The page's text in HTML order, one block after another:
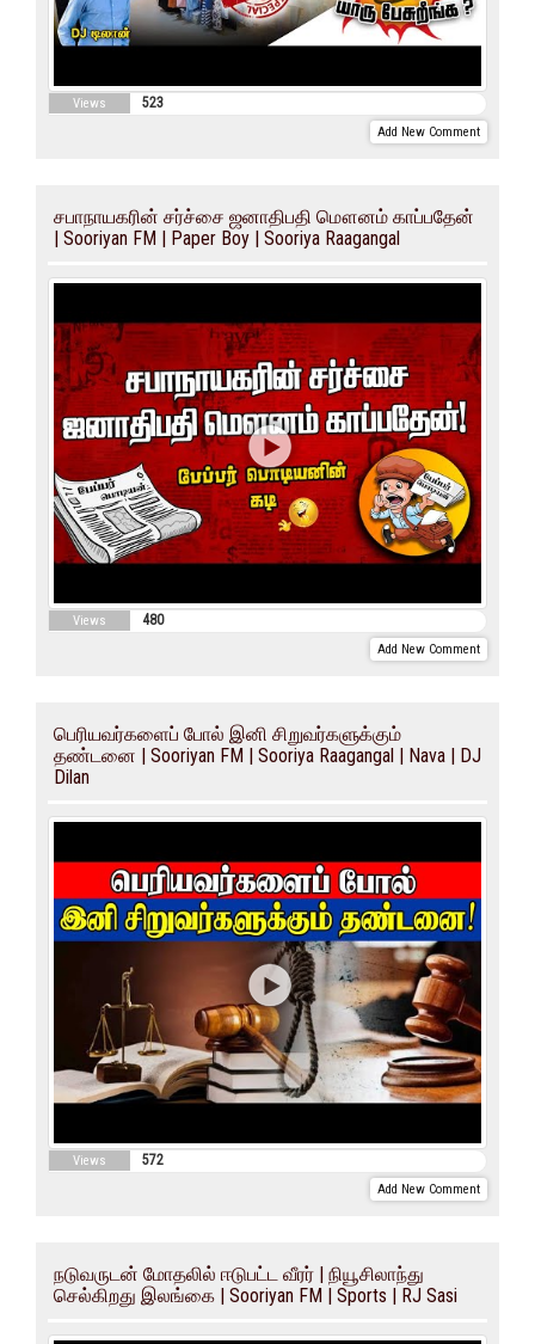
Views 523
Add New Comment
சபாநாயகரின் சர்ச்சை ஜனாதிபதி மௌனம் காப்பதேன்
| Sooriyan FM | Paper Boy | Sooriya Raagangal
Views 480
Add New Comment
பெரியவர்களைப் போல் இனி சிறுவர்களுக்கும்
தண்டனை | Sooriyan FM | Sooriya Raagangal | Nava | DJ
Dilan
Views 572
Add New Comment
நடுவருடன் மோதலில் ஈடுபட்ட வீரர் | நியூசிலாந்து
செல்கிறது இலங்கை | Sooriyan FM | Sports | RJ Sasi